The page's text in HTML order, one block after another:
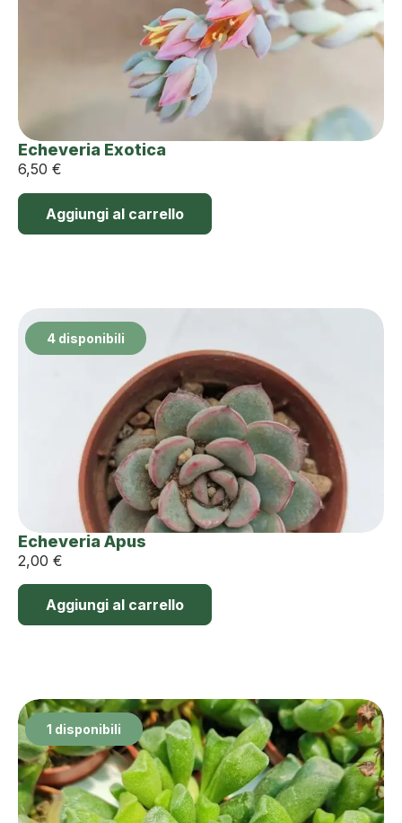
Echeveria Exotica
6,50 €
Aggiungi al carrello
4 disponibili
Echeveria Apus
2,00 €
Aggiungi al carrello
1 disponibili